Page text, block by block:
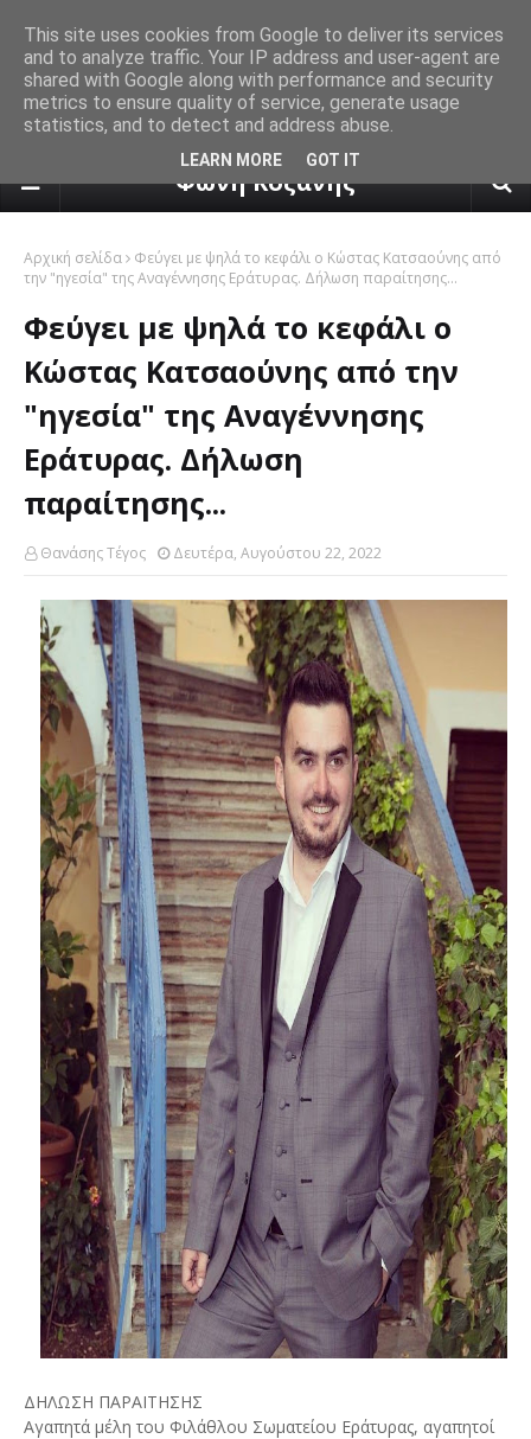
πρόγνωση καιρού από το
Φωνή Κοζάνης
Αρχική σελίδα
Φεύγει με ψηλά το κεφάλι ο Κώστας Κατσαούνης από
την "ηγεσία" της Αναγέννησης Εράτυρας. Δήλωση παραίτησης...
Φεύγει με ψηλά το κεφάλι ο
Κώστας Κατσαούνης από την
"ηγεσία" της Αναγέννησης
Εράτυρας. Δήλωση
παραίτησης...
Θανάσης Τέγος Δευτέρα, Αυγούστου 22, 2022
ΔΗΛΩΣΗ ΠΑΡΑΙΤΗΣΗΣ
Αγαπητά μέλη του Φιλάθλου Σωματείου Εράτυρας, αγαπητοί
This site uses cookies from Google to deliver its services
and to analyze traffic. Your IP address and user-agent are
shared with Google along with performance and security
metrics to ensure quality of service, generate usage
statistics, and to detect and address abuse.
LEARN MORE GOT IT